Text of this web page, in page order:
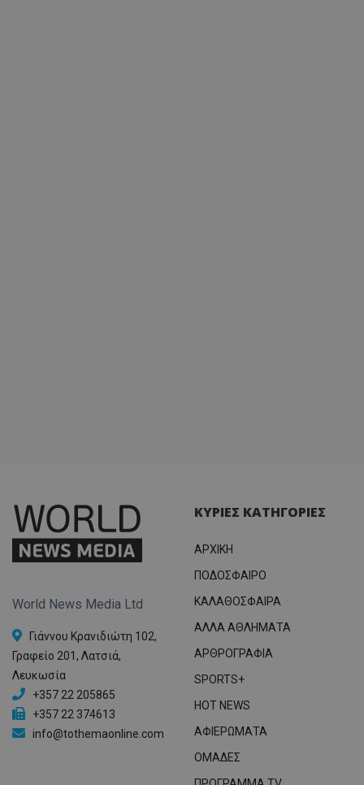
World News Media Ltd
Γιάννου Κρανιδιώτη 102,
Γραφείο 201, Λατσιά,
Λευκωσία
+357 22 205865
+357 22 374613
info@tothemaonline.com
ΚΥΡΙΕΣ ΚΑΤΗΓΟΡΙΕΣ
ΑΡΧΙΚΗ
ΠΟΔΟΣΦΑΙΡΟ
ΚΑΛΑΘΟΣΦΑΙΡΑ
ΑΛΛΑ ΑΘΛΗΜΑΤΑ
ΑΡΘΡΟΓΡΑΦΙΑ
SPORTS+
HOT NEWS
ΑΦΙΕΡΩΜΑΤΑ
ΟΜΑΔΕΣ